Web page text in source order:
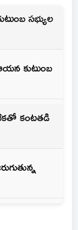
సభ్యుల
కుటుంబ
కంటతడి